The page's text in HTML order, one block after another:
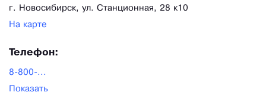
г. Новосибирск, ул. Станционная, 28 к10
На карте
Телефон:
8-800-...
Показать